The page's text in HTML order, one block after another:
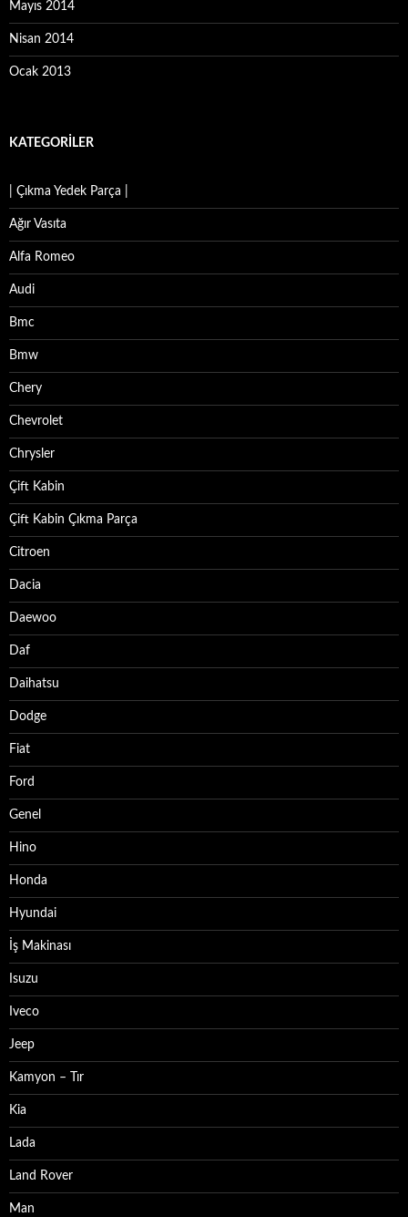
Mayıs 2014
Nisan 2014
Ocak 2013
KATEGORILER
| Çıkma Yedek Parça |
Ağır Vasıta
Alfa Romeo
Audi
Bmc
Bmw
Chery
Chevrolet
Chrysler
Çift Kabin
Çift Kabin Çıkma Parça
Citroen
Dacia
Daewoo
Daf
Daihatsu
Dodge
Fiat
Ford
Genel
Hino
Honda
Hyundai
İş Makinası
Isuzu
Iveco
Jeep
Kamyon – Tır
Kia
Lada
Land Rover
Man